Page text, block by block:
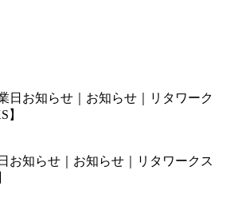
お知らせ｜お知らせ｜リタワークス